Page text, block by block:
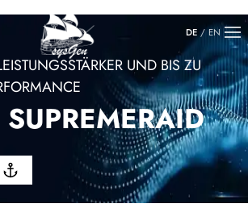
DE / EN
UND BIS ZU